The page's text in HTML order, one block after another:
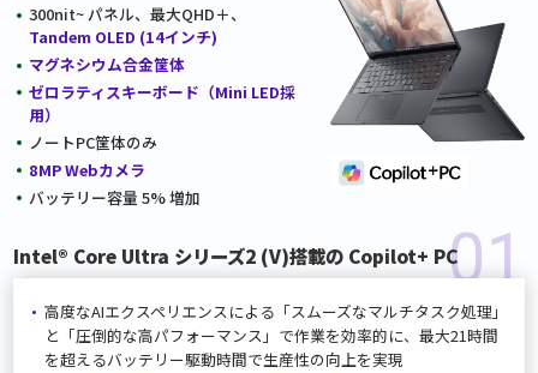
300nit~ パネル、最大QHD＋、
Tandem OLED (14インチ)
マグネシウム合金筐体
ゼロラティスキーボード（Mini LED採
用）
ノートPC筐体のみ
8MP Webカメラ
バッテリー容量 5% 増加
Intel® Core Ultra シリーズ2 (V)搭載の Copilot+ PC01
高度なAIエクスペリエンスによる「スムーズなマルチタスク処理」
と「圧倒的な高パフォーマンス」で作業を効率的に、最大21時間
を超えるバッテリー駆動時間で生産性の向上を実現